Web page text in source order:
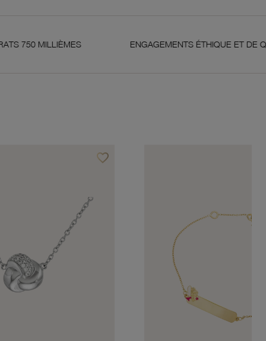
ENGAGEMENTS ÉTHIQUE ET DE QUALITÉ
favorite_borderAjouter à vos favoris